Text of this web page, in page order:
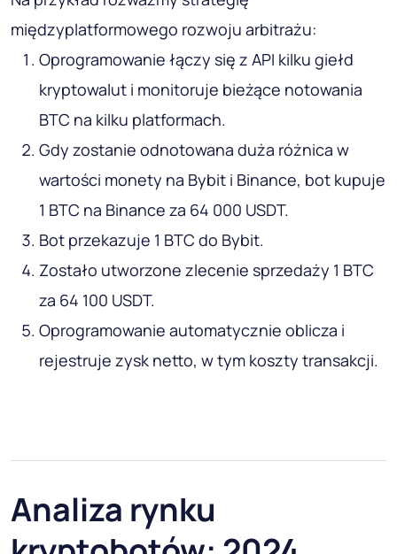
międzyplatformowego rozwoju arbitrażu:
Oprogramowanie łączy się z API kilku giełd
kryptowalut i monitoruje bieżące notowania
BTC na kilku platformach.
Gdy zostanie odnotowana duża różnica w
wartości monety na Bybit i Binance, bot kupuje
1 BTC na Binance za 64 000 USDT.
Bot przekazuje 1 BTC do Bybit.
Zostało utworzone zlecenie sprzedaży 1 BTC
za 64 100 USDT.
Oprogramowanie automatycznie oblicza i
rejestruje zysk netto, w tym koszty transakcji.
Analiza rynku